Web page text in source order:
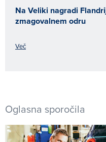
Na Veliki nagradi
zmagovalnem odru
Več
Oglasna sporočila